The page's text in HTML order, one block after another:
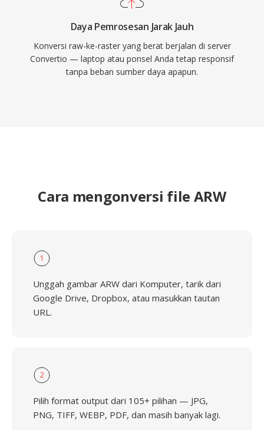
Daya Pemrosesan Jarak Jauh
Konversi raw-ke-raster yang berat berjalan di server
Convertio — laptop atau ponsel Anda tetap responsif
tanpa beban sumber daya apapun.
Cara mengonversi file ARW
1
Unggah gambar ARW dari Komputer, tarik dari
Google Drive, Dropbox, atau masukkan tautan
URL.
2
Pilih format output dari 105+ pilihan — JPG,
PNG, TIFF, WEBP, PDF, dan masih banyak lagi.